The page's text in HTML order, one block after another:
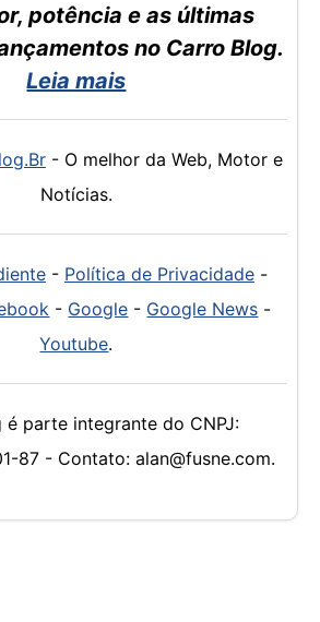
potência e as últimas
no Carro Blog.
Leia mais
- O melhor da Web, Motor e
Notícias.
- Política de Privacidade-
- Google - Google News -
Youtube.
é parte integrante do CNPJ:
87 - Contato: alan@fusne.com.